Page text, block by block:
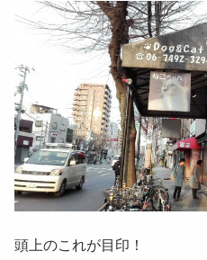
頭上のこれが目印！